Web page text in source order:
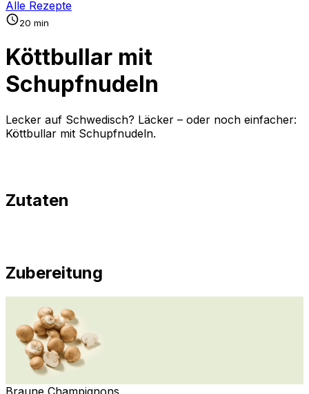
Alle Rezepte
20 min
Köttbullar mit
Schupfnudeln
Lecker auf Schwedisch? Läcker – oder noch einfacher:
Köttbullar mit Schupfnudeln.
Zutaten
Zubereitung
Braune Champignons